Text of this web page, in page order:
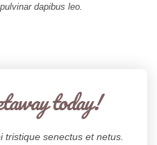
dapibus leo.
today!
senectus et netus.